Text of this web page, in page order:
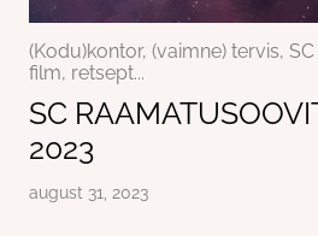
(Kodu)kontor, (vaimne) tervis,
film, retsept...
SC
2023
august 31, 2023